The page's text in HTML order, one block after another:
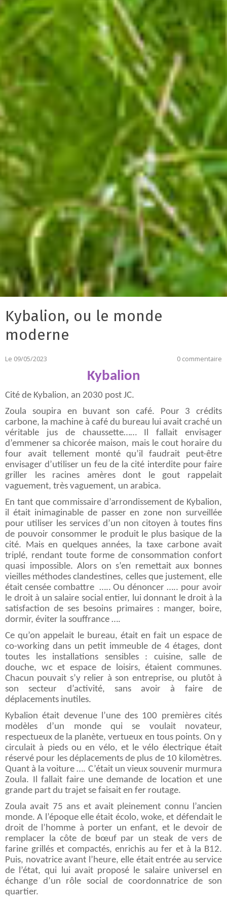
Kybalion, ou le monde
moderne
Le 09/05/2023 0 commentaire
Kybalion
Cité de Kybalion, an 2030 post JC.
Zoula soupira en buvant son café. Pour 3 crédits
carbone, la machine à café du bureau lui avait craché un
véritable jus de chaussette…… Il fallait envisager
d’emmener sa chicorée maison, mais le cout horaire du
four avait tellement monté qu’il faudrait peut-être
envisager d’utiliser un feu de la cité interdite pour faire
griller les racines amères dont le gout rappelait
vaguement, très vaguement, un arabica.
En tant que commissaire d’arrondissement de Kybalion,
il était inimaginable de passer en zone non surveillée
pour utiliser les services d’un non citoyen à toutes fins
de pouvoir consommer le produit le plus basique de la
cité. Mais en quelques années, la taxe carbone avait
triplé, rendant toute forme de consommation confort
quasi impossible. Alors on s’en remettait aux bonnes
vieilles méthodes clandestines, celles que justement, elle
était censée combattre ….. Ou dénoncer ….. pour avoir
le droit à un salaire social entier, lui donnant le droit à la
satisfaction de ses besoins primaires : manger, boire,
dormir, éviter la souffrance ….
Ce qu’on appelait le bureau, était en fait un espace de
co-working dans un petit immeuble de 4 étages, dont
toutes les installations sensibles : cuisine, salle de
douche, wc et espace de loisirs, étaient communes.
Chacun pouvait s’y relier à son entreprise, ou plutôt à
son secteur d’activité, sans avoir à faire de
déplacements inutiles.
Kybalion était devenue l’une des 100 premières cités
modèles d’un monde qui se voulait novateur,
respectueux de la planète, vertueux en tous points. On y
circulait à pieds ou en vélo, et le vélo électrique était
réservé pour les déplacements de plus de 10 kilomètres.
Quant à la voiture …. C’était un vieux souvenir murmura
Zoula. Il fallait faire une demande de location et une
grande part du trajet se faisait en fer routage.
Zoula avait 75 ans et avait pleinement connu l’ancien
monde. A l’époque elle était écolo, woke, et défendait le
droit de l’homme à porter un enfant, et le devoir de
remplacer la côte de bœuf par un steak de vers de
farine grillés et compactés, enrichis au fer et à la B12.
Puis, novatrice avant l’heure, elle était entrée au service
de l’état, qui lui avait proposé le salaire universel en
échange d’un rôle social de coordonnatrice de son
quartier.